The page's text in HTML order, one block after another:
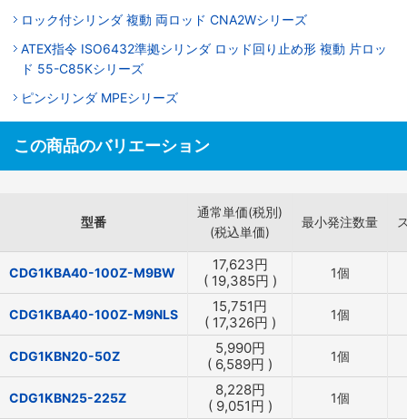
ロック付シリンダ 複動 両ロッド CNA2Wシリーズ
ATEX指令 ISO6432準拠シリンダ ロッド回り止め形 複動 片ロッ
ド 55-C85Kシリーズ
ピンシリンダ MPEシリーズ
この商品のバリエーション
型番
通常単価(税別)
(税込単価)
最小発注数量
CDG1KBA40-100Z-M9BW 17,623円
( 19,385円 ) 1個
CDG1KBA40-100Z-M9NLS 15,751円
( 17,326円 ) 1個
CDG1KBN20-50Z 5,990円
( 6,589円 ) 1個
CDG1KBN25-225Z 8,228円
( 9,051円 ) 1個